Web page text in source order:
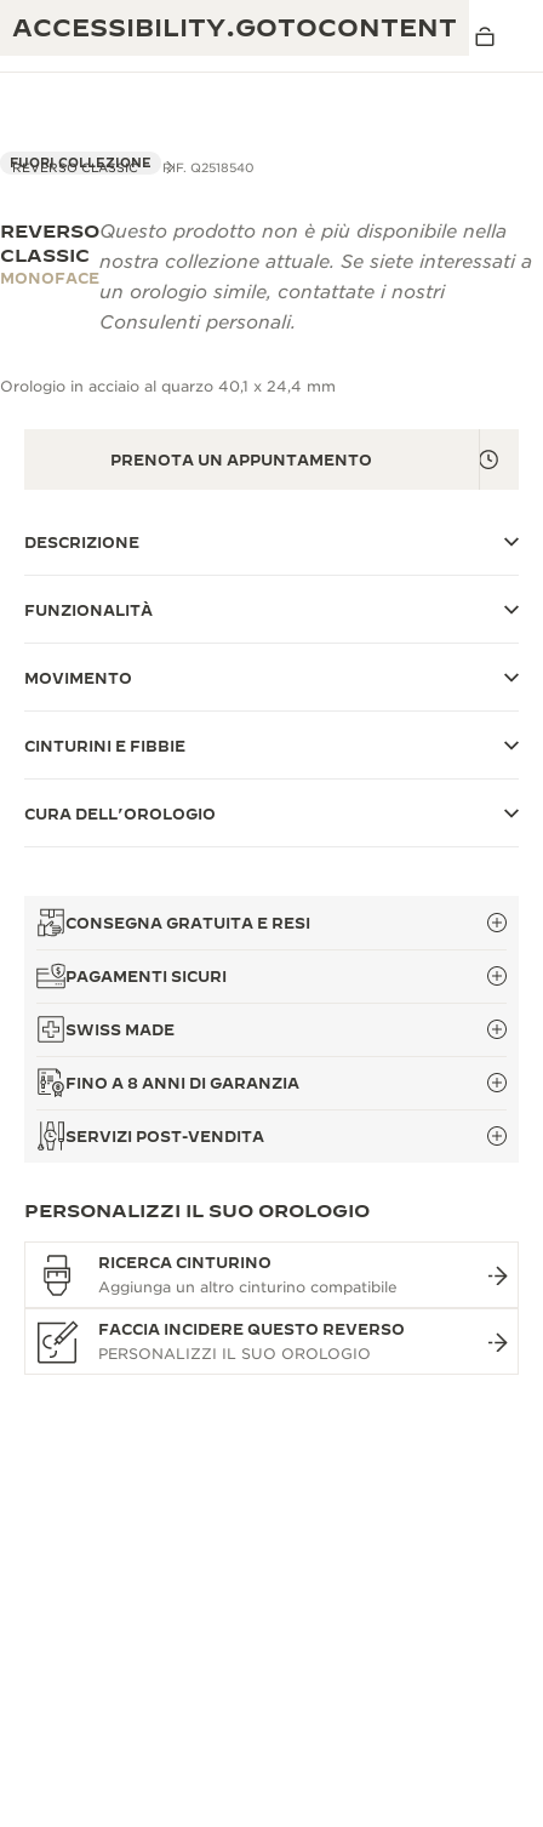
ACCESSIBILITY.GOTOCONTENT
GARANZIA JAEGER-LECOULTRE
GARANZIA DEI SEGNATEMPO
THE GOLDEN RATIO MUSICAL SHOW
IL REVERSO 1931 CAFÉ
MOSTRA “THE PERPETUAL
THE PRECISION PIONEER
ECCELLENZA: OLTRE 190 ANNI DI TRADIZIONE
CREATIVITÀ: OLTRE 430 BREVETTI
MAESTRIA: 108 MESTIERI
REVERSO CLASSIC RIF. Q2518540
FUORI COLLEZIONE
REVERSO
CLASSIC
MONOFACE
Questo prodotto non è più disponibile nella
nostra collezione attuale. Se siete interessati a
un orologio simile, contattate i nostri
Consulenti personali.
Orologio in acciaio al quarzo 40,1 x 24,4 mm
PRENOTA UN APPUNTAMENTO
DESCRIZIONE
FUNZIONALITÀ
MOVIMENTO
CINTURINI E FIBBIE
CURA DELL’OROLOGIO
CONSEGNA GRATUITA E RESI
PAGAMENTI SICURI
SWISS MADE
FINO A 8 ANNI DI GARANZIA
SERVIZI POST-VENDITA
PERSONALIZZI IL SUO OROLOGIO
RICERCA CINTURINO
FACCIA INCIDERE QUESTO REVERSO